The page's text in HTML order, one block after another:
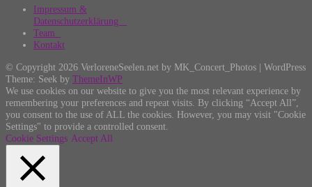
Impressum &
Datenschutzerklärung
Team
Kontakt
© Copyright 2026 VerloreneSeelen.net by MK_Concert_Photos | WordPress
Theme: Seek by ThemeInWP
We use cookies on our website to give you the most relevant experience by
remembering your preferences and repeat visits. By clicking “Accept All”,
you consent to the use of ALL the cookies. However, you may visit "Cookie
Settings" to provide a controlled consent.
Cookie Settings Accept All